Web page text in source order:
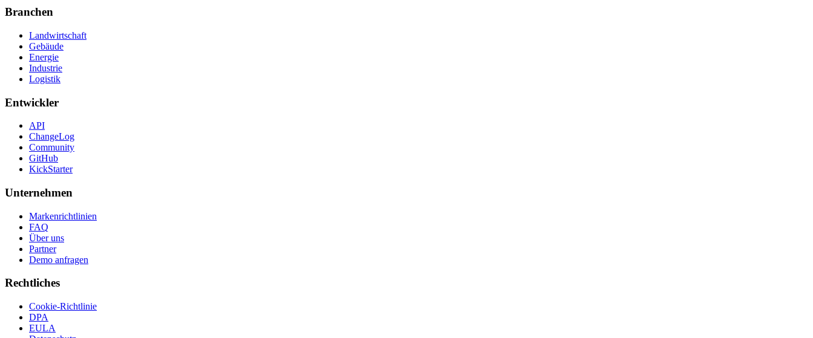
Branchen
Landwirtschaft
Gebäude
Energie
Industrie
Logistik
Entwickler
API
ChangeLog
Community
GitHub
KickStarter
Unternehmen
Markenrichtlinien
FAQ
Über uns
Partner
Demo anfragen
Rechtliches
Cookie-Richtlinie
DPA
EULA